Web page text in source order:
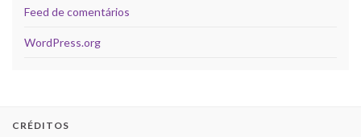
Feed de comentários
WordPress.org
CRÉDITOS